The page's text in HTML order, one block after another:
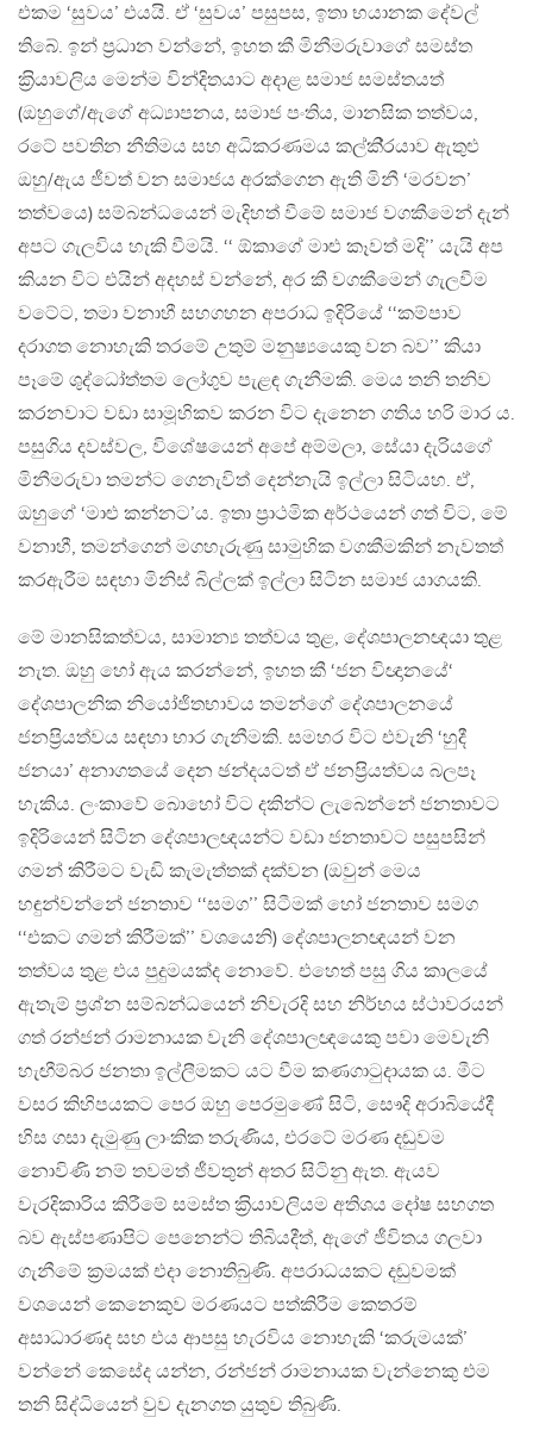
එකම ‘සුවය’ එයයි. ඒ ‘සුවය’ පසුපස, ඉතා භයානක දේවල්
තිබේ. ඉන් ප‍්‍රධාන වන්නේ, ඉහත කී මිනීමරුවාගේ සමස්ත
ක‍්‍රියාවලිය මෙන්ම වින්දිතයාට අදාළ සමාජ සමස්තයත්
(ඔහුගේ/ඇගේ අධ්‍යාපනය, සමාජ පංතිය, මානසික තත්වය,
රටේ පවතින නීතිමය සහ අධිකරණමය කල්කි‍්‍රයාව ඇතුළු
ඔහු/ඇය ජීවත් වන සමාජය අරක්ගෙන ඇති මිනී ‘මරවන’
තත්වයෙ) සම්බන්ධයෙන් මැදිහත් වීමේ සමාජ වගකීමෙන් දැන්
අපට ගැලවිය හැකි වීමයි. ‘‘ ඕකාගේ මාළු කෑවත් මදි’’ යැයි අප
කියන විට එයින් අදහස් වන්නේ, අර කී වගකීමෙන් ගැලවීම
වටේට, තමා වනාහී සහගහන අපරාධ ඉදිරියේ ‘‘කම්පාව
දරාගත නොහැකි තරමේ උතුම් මනුෂ්‍යයෙකු වන බව’’ කියා
පෑමේ ශුද්ධෝත්තම ලෝගුව පැළඳ ගැනීමකි. මෙය තනි තනිව
කරනවාට වඩා සාමූහිකව කරන විට දැනෙන ගතිය හරි මාර ය.
පසුගිය දවස්වල, විශේෂයෙන් අපේ අම්මලා, සේයා දැරියගේ
මිනීමරුවා තමන්ට ගෙනැවිත් දෙන්නැයි ඉල්ලා සිටියහ. ඒ,
ඔහුගේ ‘මාළු කන්නට’ය. ඉතා ප‍්‍රාථමික අර්ථයෙන් ගත් විට, මේ
වනාහී, තමන්ගෙන් මගහැරුණු සාමුහික වගකීමකින් නැවතත්
කරඇරීම සඳහා මිනිස් බිල්ලක් ඉල්ලා සිටින සමාජ යාගයකි.
මේ මානසිකත්වය, සාමාන්‍ය තත්වය තුළ, දේශපාලනඥයා තුළ
නැත. ඔහු හෝ ඇය කරන්නේ, ඉහත කී ‘ජන විඥානයේ‘
දේශපාලනික නියෝජිතභාවය තමන්ගේ දේශපාලනයේ
ජනප‍්‍රියත්වය සඳහා භාර ගැනීමකි. සමහර විට එවැනි ‘හුදී
ජනයා’ අනාගතයේ දෙන ඡන්දයටත් ඒ ජනප‍්‍රියත්වය බලපෑ
හැකිය. ලංකාවේ බොහෝ විට දකින්ට ලැබෙන්නේ ජනතාවට
ඉදිරියෙන් සිටින දේශපාලඥයන්ට වඩා ජනතාවට පසුපසින්
ගමන් කිරීමට වැඩි කැමැත්තක් දක්වන (ඔවුන් මෙය
හඳුන්වන්නේ ජනතාව ‘‘සමග’’ සිටීමක් හෝ ජනතාව සමග
‘‘එකට ගමන් කිරීමක්’’ වශයෙනි) දේශපාලනඥයන් වන
තත්වය තුළ එය පුදුමයක්ද නොවේ. එහෙත් පසු ගිය කාලයේ
ඇතැම් ප‍්‍රශ්න සම්බන්ධයෙන් නිවැරදි සහ නිර්භය ස්ථාවරයන්
ගත් රන්ජන් රාමනායක වැනි දේශපාලඥයෙකු පවා මෙවැනි
හැඟීම්බර ජනතා ඉල්ලීමකට යට වීම කණගාටුදායක ය. මීට
වසර කිහිපයකට පෙර ඔහු පෙරමුණේ සිටි, සෞදි අරාබියේදී
හිස ගසා දැමුණු ලාංකික තරුණිය, එරටේ මරණ දඬුවම
නොවිණි නම් තවමත් ජීවතුන් අතර සිටිනු ඇත. ඇයව
වැරදිකාරිය කිරීමේ සමස්ත ක‍්‍රියාවලියම අතිශය දෝෂ සහගත
බව ඇස්පණාපිට පෙනෙන්ට තිබියදීත්, ඇගේ ජීවිතය ගලවා
ගැනීමේ ක‍්‍රමයක් එදා නොතිබුණි. අපරාධයකට දඬුවමක්
වශයෙන් කෙනෙකුව මරණයට පත්කිරීම කෙතරම්
අසාධාරණද සහ එය ආපසු හැරවිය නොහැකි ‘කරුමයක්’
වන්නේ කෙසේද යන්න, රන්ජන් රාමනායක වැන්නෙකු එම
තනි සිද්ධියෙන් වුව දැනගත යුතුව තිබුණි.